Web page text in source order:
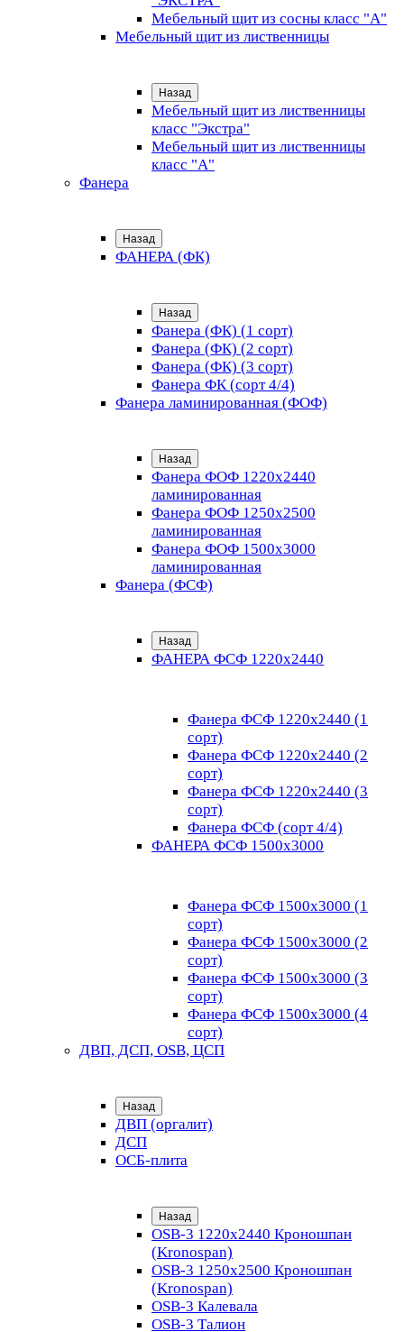
Мебельный щит из сосны класс "А"
Мебельный щит из лиственницы
Назад
Мебельный щит из лиственницы
класс "Экстра"
Мебельный щит из лиственницы
класс "А"
Фанера
Назад
ФАНЕРА (ФК)
Назад
Фанера (ФК) (1 сорт)
Фанера (ФК) (2 сорт)
Фанера (ФК) (3 сорт)
Фанера ФК (сорт 4/4)
Фанера ламинированная (ФОФ)
Назад
Фанера ФОФ 1220x2440
ламинированная
Фанера ФОФ 1250x2500
ламинированная
Фанера ФОФ 1500x3000
ламинированная
Фанера (ФСФ)
Назад
ФАНЕРА ФСФ 1220х2440
Фанера ФСФ 1220х2440 (1
сорт)
Фанера ФСФ 1220х2440 (2
сорт)
Фанера ФСФ 1220х2440 (3
сорт)
Фанера ФСФ (сорт 4/4)
ФАНЕРА ФСФ 1500х3000
Фанера ФСФ 1500х3000 (1
сорт)
Фанера ФСФ 1500х3000 (2
сорт)
Фанера ФСФ 1500х3000 (3
сорт)
Фанера ФСФ 1500х3000 (4
сорт)
ДВП, ДСП, OSB, ЦСП
Назад
ДВП (оргалит)
ДСП
ОСБ-плита
Назад
OSB-3 1220х2440 Кроношпан
(Kronospan)
OSB-3 1250х2500 Кроношпан
(Kronospan)
OSB-3 Калевала
OSB-3 Талион